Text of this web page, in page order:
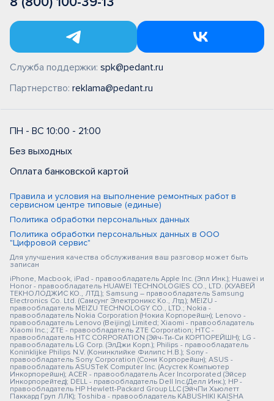
Служба поддержки: spk@pedant.ru
Партнерство: reklama@pedant.ru
ПН - ВС 10:00 - 21:00
Без выходных
Оплата банковской картой
Правила и условия на выполнение ремонтных работ в
сервисном центре типовые (единые)
Политика обработки персональных данных
Политика обработки персональных данных в ООО
"Цифровой сервис"
Для улучшения качества обслуживания ваш разговор может быть
записан
iPhone, Macbook, iPad - правообладатель Apple Inc. (Эпл Инк.); Huawei и
Honor - правообладатель HUAWEI TECHNOLOGIES CO., LTD. (ХУАВЕЙ
ТЕКНОЛОДЖИС КО., ЛТД.); Samsung – правообладатель Samsung
Electronics Co. Ltd. (Самсунг Электроникс Ко., Лтд.); MEIZU -
правообладатель MEIZU TECHNOLOGY CO., LTD.; Nokia -
правообладатель Nokia Corporation (Нокиа Корпорейшн); Lenovo -
правообладатель Lenovo (Beijing) Limited; Xiaomi - правообладатель
Xiaomi Inc.; ZTE - правообладатель ZTE Corporation; HTC -
правообладатель HTC CORPORATION (Эйч-Ти-Си КОРПОРЕЙШН); LG -
правообладатель LG Corp. (ЭлДжи Корп.); Philips - правообладатель
Koninklijke Philips N.V. (Конинклийке Филипс Н.В.); Sony -
правообладатель Sony Corporation (Сони Корпорейшн); ASUS -
правообладатель ASUSTeK Computer Inc. (Асустек Компьютер
Инкорпорейшн); ACER - правообладатель Acer Incorporated (Эйсер
Инкорпорейтед); DELL - правообладатель Dell Inc.(Делл Инк.); HP -
правообладатель HP Hewlett-Packard Group LLC (ЭйчПи Хьюлетт
Паккард Груп ЛЛК); Toshiba - правообладатель KABUSHIKI KAISHA